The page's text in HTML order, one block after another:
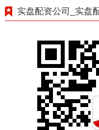
实盘配资公司_实盘